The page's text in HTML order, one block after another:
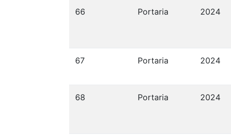
66 Portaria 2024
67 Portaria 2024
68 Portaria 2024